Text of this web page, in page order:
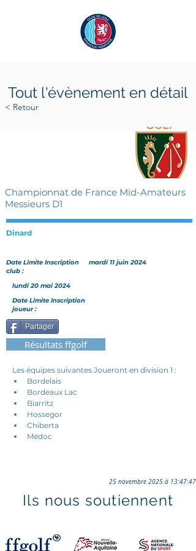
Tout l'évènement en détail
< Retour
Championnat de France Mid-Amateurs
Messieurs D1
Dinard
Date Limite Inscription
club :
mardi 11 juin 2024
lundi 20 mai 2024
Date Limite Inscription
joueur :
Partager
Résultats ffgolf
Les équipes suivantes Joueront en division 1 :
Bordelais
Bordeaux Lac
Biarritz
Hossegor
Chiberta
Médoc
25 novembre 2025 à 13:47:47
Ils nous soutiennent